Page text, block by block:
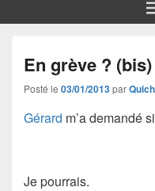
En grève ? (bis)
Posté le 03/01/2013par
Gérard m’a demandé
Je pourrais.